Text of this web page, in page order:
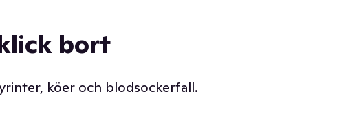
bort
köer och blodsockerfall.